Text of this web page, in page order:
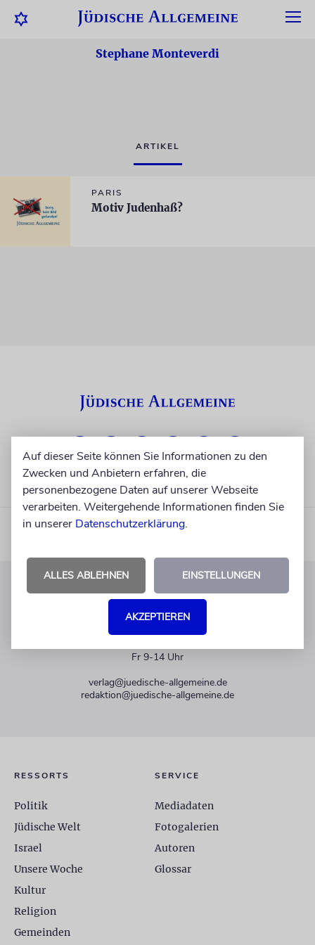
Stephane Monteverdi
ARTIKEL
PARIS
Motiv Judenhaß?
KUNDENSERVICE
Fr 9-14 Uhr
verlag@juedische-allgemeine.de
redaktion@juedische-allgemeine.de
RESSORTS
Politik
Jüdische Welt
Israel
Unsere Woche
Kultur
Religion
Gemeinden
SERVICE
Mediadaten
Fotogalerien
Autoren
Glossar
Auf dieser Seite können Sie Informationen zu den
Zwecken und Anbietern erfahren, die
personenbezogene Daten auf unserer Webseite
verarbeiten. Weitergehende Informationen finden Sie
in unserer Datenschutzerklärung.
ALLES ABLEHNEN EINSTELLUNGEN
AKZEPTIEREN